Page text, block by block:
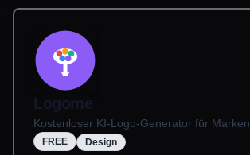
Logome
Kostenloser KI-Logo-Generator für Marken.
FREE Design